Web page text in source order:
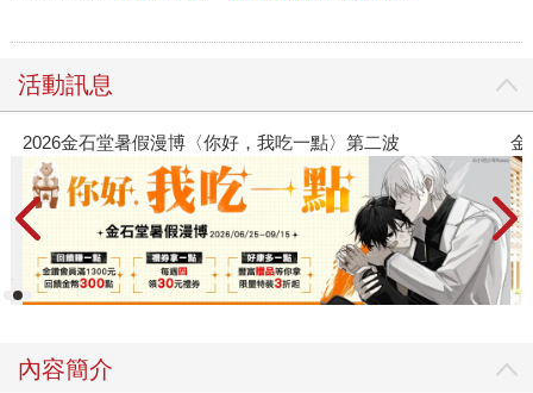
活動訊息
金石堂2026海外優惠：電子書
內容簡介